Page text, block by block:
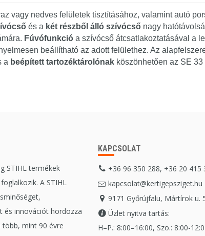
vagy nedves felületek tisztításához, valamint autó
és a két részből álló szívócső nagy
Fúvófunkció a szívócső átcsatlakoztatásával a
beállítható az adott felülethez. Az
a beépített tartozéktárolónak köszönhetően az SE
STIHL termékek
A STIHL
és innovációt hordozza
mint 90 évre
KAPCSOLAT
+36 96 350 288, +36 20 415
kapcsolat@kertigepsziget.hu
9171 Győrújfalu, Mártírok u.
Üzlet nyitva tartás:
H–P.: 8:00–16:00, Szo.: 8:00-